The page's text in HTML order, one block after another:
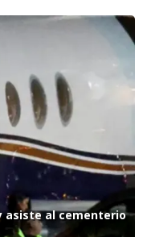
asiste al cementerio